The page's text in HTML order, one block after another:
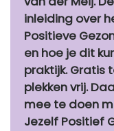
inleiding over
Positieve
en hoe je dit
praktijk. Gratis
plekken vrij.
mee te doen
Jezelf Positief